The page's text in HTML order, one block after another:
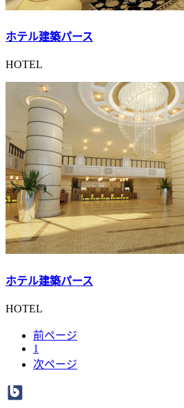
ホテル建築パース
HOTEL
ホテル建築パース
HOTEL
前ページ
1
次ページ